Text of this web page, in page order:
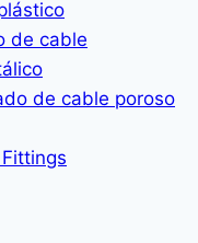
de cable
de cable poroso